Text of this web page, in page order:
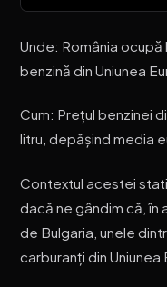
Unde: România ocupă
benzină din Uniunea
Cum: Prețul benzinei
litru, depășind media
Contextul acestei
dacă ne gândim că, în
de Bulgaria, unele
carburanți din Uniunea